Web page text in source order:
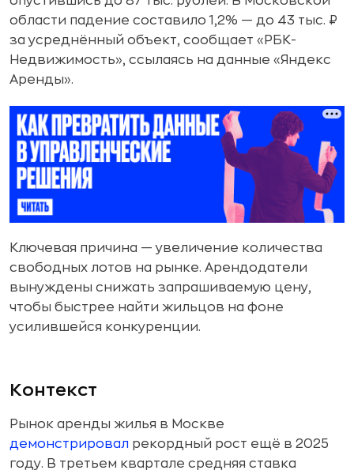
области падение составило 1,2% — до 43 тыс. ₽
за усреднённый объект, сообщает «РБК-
Недвижимость», ссылаясь на данные «Яндекс
Аренды».
Ключевая причина — увеличение количества
свободных лотов на рынке. Арендодатели
вынуждены снижать запрашиваемую цену,
чтобы быстрее найти жильцов на фоне
усилившейся конкуренции.
Контекст
Рынок аренды жилья в Москве
демонстрировал рекордный рост ещё в 2025
году. В третьем квартале средняя ставка